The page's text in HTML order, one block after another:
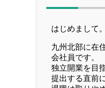
はじめまして。
九州北部に在
会社員です。
独立開業を目
提出する直前